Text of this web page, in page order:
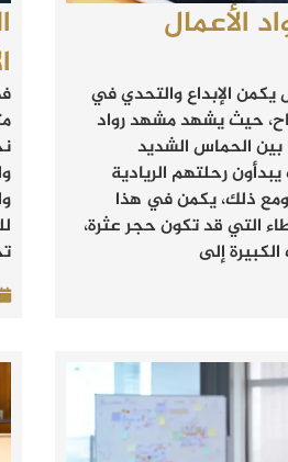
رواد الأعمال
يكمن الإبداع والتحدي في
حيث يشهد مشهد رواد
بين الحماس الشديد
رحلتهم الريادية
ذلك، يكمن في هذا
التي قد تكون حجر عثرة،
إلى